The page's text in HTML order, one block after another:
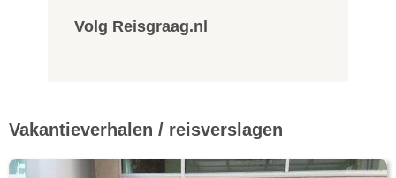
Volg Reisgraag.nl
Vakantieverhalen / reisverslagen